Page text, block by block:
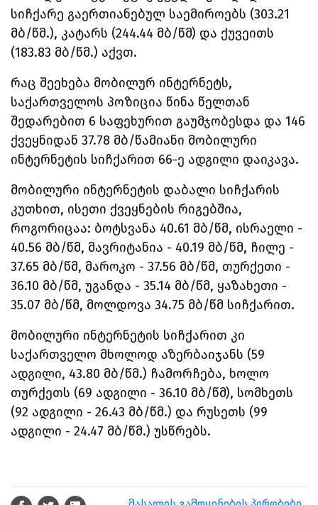
სიჩქარე გაერთიანებულ საემიროებს (303.21
მბ/წმ.), კატარს (244.44 მბ/წმ) და ქუვეითს
(183.83 მბ/წმ.) აქვთ.
რაც შეეხება მობილურ ინტერნეტს,
საქართველოს პოზიცია წინა წელთან
შედარებით 6 საფეხურით გაუმჯობესდა და 146
ქვეყნიდან 37.78 მბ/წამიანი მობილური
ინტერნეტის სიჩქარით 66-ე ადგილი დაიკავა.
მობილური ინტერნეტის დაბალი სიჩქარის
კუთხით, ისეთი ქვეყნების რიგებშია,
როგორიცაა: ბოტსვანა 40.61 მბ/წმ, ისრაელი -
40.56 მბ/წმ, მავრიტანია - 40.19 მბ/წმ, ჩილე -
37.65 მბ/წმ, მაროკო - 37.56 მბ/წმ, თურქეთი -
36.10 მბ/წმ, უგანდა - 35.14 მბ/წმ, ყაზახეთი -
35.07 მბ/წმ, მოლდოვა 34.75 მბ/წმ სიჩქარით.
მობილური ინტერნეტის სიჩქარით კი
საქართველო მხოლოდ აზერბაიჯანს (59
ადგილი, 43.80 მბ/წმ.) ჩამორჩება, ხოლო
თურქეთს (69 ადგილი - 36.10 მბ/წმ), სომხეთს
(92 ადგილი - 26.43 მბ/წმ.) და რუსეთს (99
ადგილი - 24.47 მბ/წმ.) უსწრებს.